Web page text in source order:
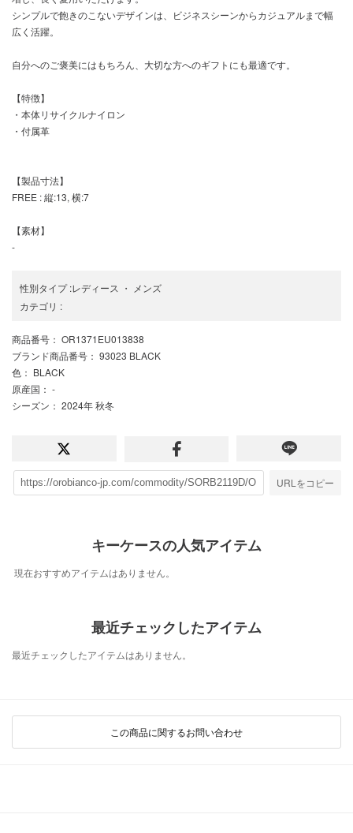
シンプルで飽きのこないデザインは、ビジネスシーンからカジュアルまで幅
広く活躍。
自分へのご褒美にはもちろん、大切な方へのギフトにも最適です。
【特徴】
・本体リサイクルナイロン
・付属革
【製品寸法】
FREE : 縦:13, 横:7
【素材】
-
性別タイプ:レディース ・
メンズ
カテゴリ :
商品番号 ： OR1371EU013838
ブランド商品番号 ： 93023 BLACK
色 ： BLACK
原産国 ： -
シーズン ： 2024年 秋冬
URLをコピー
キーケースの人気アイテム
現在おすすめアイテムはありません。
最近チェックしたアイテム
最近チェックしたアイテムはありません。
この商品に関するお問い合わせ